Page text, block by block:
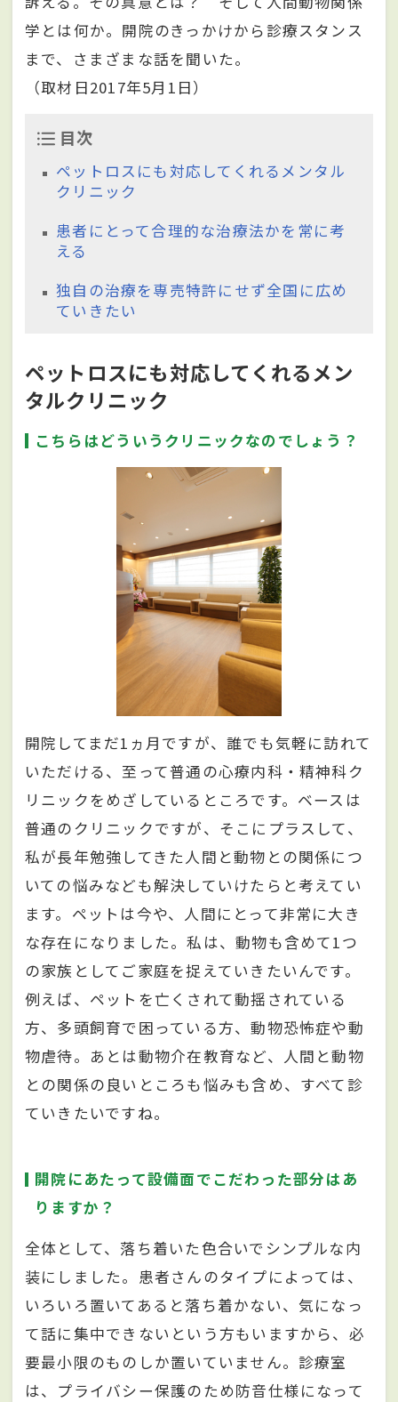
学とは何か。開院のきっかけから診療スタンス
まで、さまざまな話を聞いた。
（取材日2017年5月1日）
目次
ペットロスにも対応してくれるメンタル
クリニック
患者にとって合理的な治療法かを常に考
える
独自の治療を専売特許にせず全国に広め
ていきたい
ペットロスにも対応してくれるメン
タルクリニック
こちらはどういうクリニックなのでしょう？
開院してまだ1ヵ月ですが、誰でも気軽に訪れて
いただける、至って普通の心療内科・精神科ク
リニックをめざしているところです。ベースは
普通のクリニックですが、そこにプラスして、
私が長年勉強してきた人間と動物との関係につ
いての悩みなども解決していけたらと考えてい
ます。ペットは今や、人間にとって非常に大き
な存在になりました。私は、動物も含めて1つ
の家族としてご家庭を捉えていきたいんです。
例えば、ペットを亡くされて動揺されている
方、多頭飼育で困っている方、動物恐怖症や動
物虐待。あとは動物介在教育など、人間と動物
との関係の良いところも悩みも含め、すべて診
ていきたいですね。
開院にあたって設備面でこだわった部分はあ
りますか？
全体として、落ち着いた色合いでシンプルな内
装にしました。患者さんのタイプによっては、
いろいろ置いてあると落ち着かない、気になっ
て話に集中できないという方もいますから、必
要最小限のものしか置いていません。診療室
は、プライバシー保護のため防音仕様になって